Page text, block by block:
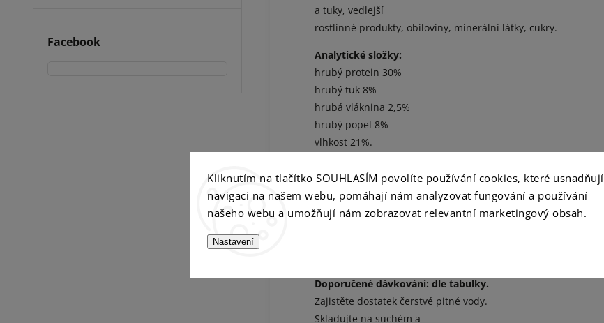
Kliknutím na tlačítko SOUHLASÍM povolíte používání cookies, které usnadňují
navigaci na našem webu, pomáhají nám analyzovat fungování a používání
našeho webu a umožňují nám zobrazovat relevantní marketingový obsah.
Nastavení
Facebook
a tuky, vedlejší
rostlinné produkty, obiloviny, minerální látky, cukry.
Analytické složky:
hrubý protein 30%
hrubý tuk 8%
hrubá vláknina 2,5%
hrubý popel 8%
vlhkost 21%.
Nutriční doplňkové látky / kg: Vitamin D3 (E671) 200
IU,
vitamín E (all-rac-alpha-tokoferol acetát) 15 mg,
Doporučené dávkování: dle tabulky.
Zajistěte dostatek čerstvé pitné vody.
Skladujte na suchém a